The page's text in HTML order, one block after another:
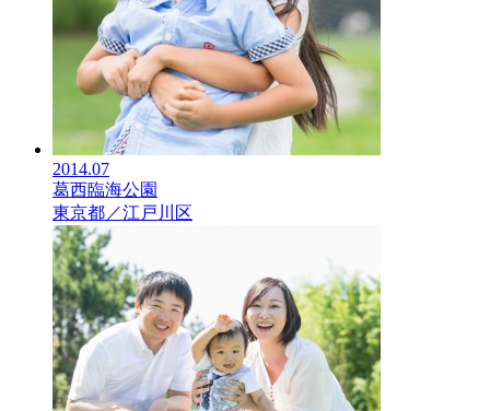
2014.07
葛西臨海公園
東京都／江戸川区